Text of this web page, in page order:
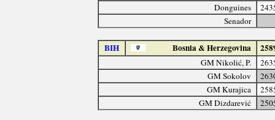
Donguines
Senador
BIH Bosnia & Herzegovina
GM Nikolić, P.
GM Sokolov
GM Kurajica
GM Dizdarević